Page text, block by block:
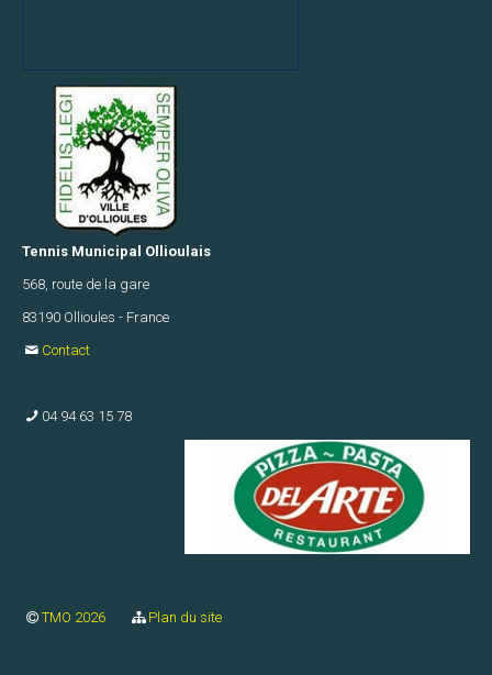
F
U12
TMO1
F
F
F
Tennis Municipal Ollioulais
568, route de la gare
83190 Ollioules - France
Contact
04 94 63 15 78
TMO 2026 Plan du site